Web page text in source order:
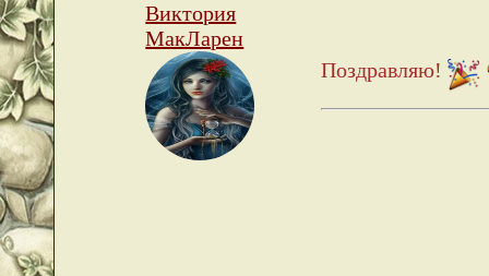
Виктория
МакЛарен
Поздравляю!